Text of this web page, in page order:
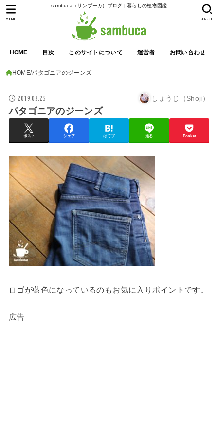
sambuca（サンブーカ）ブログ | 暮らしの植物図鑑
HOME 目次 このサイトについて 運営者 お問い合わせ
SEARCH
MENU
HOME パタゴニアのジーンズ
2019.03.25 しょうじ（Shoji）
パタゴニアのジーンズ
ポスト シェア はてブ 送る Pocket
ロゴが藍色になっているのもお気に入りポイントです。
広告